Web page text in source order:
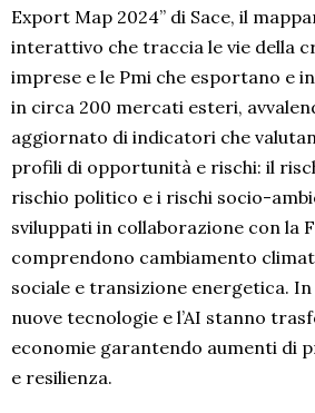
Export Map 2024” di Sace, il
interattivo che traccia le vie della
imprese e le Pmi che esportano e
in circa 200 mercati esteri,
aggiornato di indicatori che
profili di opportunità e rischi: il
rischio politico e i rischi socio-
sviluppati in collaborazione con la
comprendono cambiamento
sociale e transizione energetica.
nuove tecnologie e l’AI stanno
economie garantendo aumenti di
e resilienza.